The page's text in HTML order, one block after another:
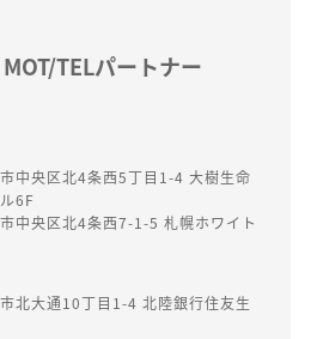
TELパートナー
中央区北4条西5丁目1-4 大樹生命
6F
中央区北4条西7-1-5 札幌ホワイト
北大通10丁目1-4 北陸銀行住友生